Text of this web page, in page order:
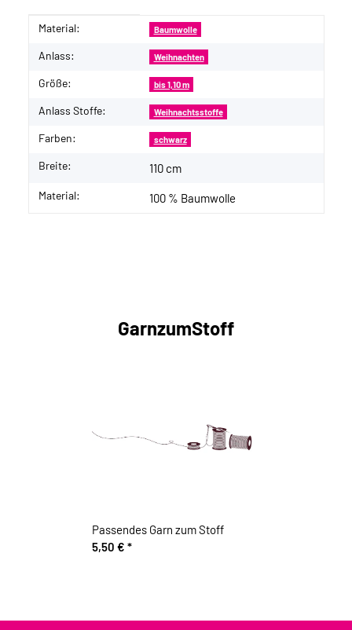
Produkteigenschaft
Wert
Material: Baumwolle
Anlass: Weihnachten
Größe: bis 1,10 m
Anlass Stoffe: Weihnachtsstoffe
Farben: schwarz
Breite: 110 cm
Material: 100 % Baumwolle
GarnzumStoff
Passendes Garn zum Stoff
5,50 € *